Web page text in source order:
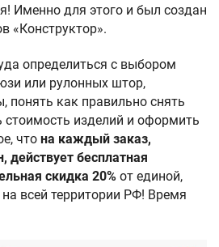
Именно для этого и был создан
«Конструктор».
определиться с выбором
или рулонных штор,
понять как правильно снять
стоимость изделий и оформить
что на каждый заказ,
бесплатная
скидка 20% от единой,
всей территории РФ! Время